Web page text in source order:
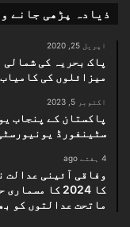
ذیادہ پڑھی جانے
اپریل 25, 2020
پاک بحریہ کی
میزائلوں کی
اکتوبر 5, 2023
پاکستان کے پنجاب
سٹینفورڈ
4 ہفتے ago
وفاقی آئینی عدالت
کا 2024 کا
ماتحت عدالتوں کو